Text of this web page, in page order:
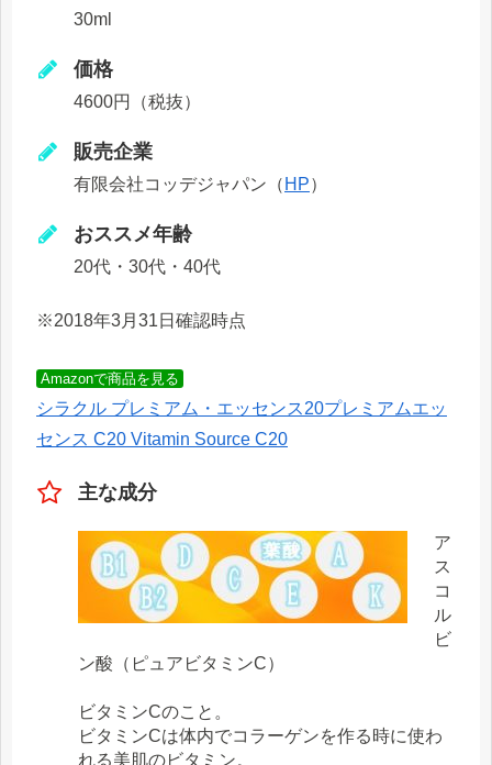
30ml
価格
4600円（税抜）
販売企業
有限会社コッデジャパン（ HP）
おススメ年齢
20代・30代・40代
※2018年3月31日確認時点
Amazonで商品を見る
シラクル プレミアム・エッセンス20プレミアムエッ
センス C20 Vitamin Source C20
主な成分
ア
ス
コ
ル
ビ
ン酸（ピュアビタミンC）
ビタミンCのこと。
ビタミンCは体内でコラーゲンを作る時に使わ
れる美肌のビタミン。